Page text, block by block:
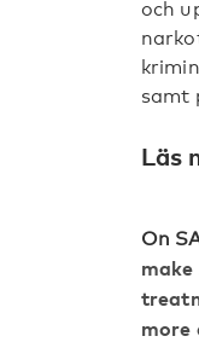
och
samt
Läs
On
make
more